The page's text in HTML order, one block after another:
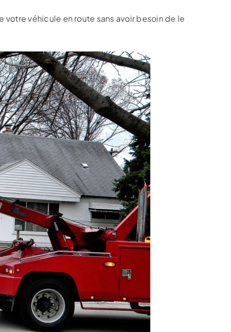
véhicule en route sans avoir besoin de le